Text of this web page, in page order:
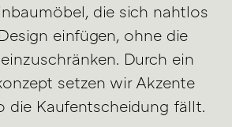
die sich nahtlos
einfügen, ohne die
Durch ein
setzen wir Akzente
die Kaufentscheidung fällt.